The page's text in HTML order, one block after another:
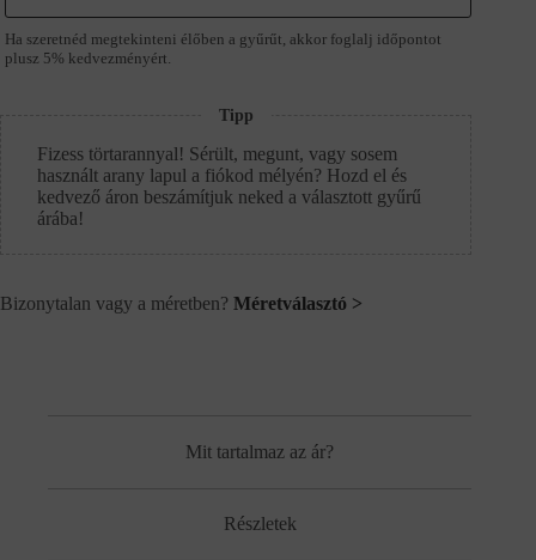
Ha szeretnéd megtekinteni élőben a gyűrűt, akkor foglalj időpontot
plusz 5% kedvezményért.
Tipp
Fizess törtarannyal! Sérült, megunt, vagy sosem
használt arany lapul a fiókod mélyén? Hozd el és
kedvező áron beszámítjuk neked a választott gyűrű
árába!
Bizonytalan vagy a méretben? Méretválasztó >
Mit tartalmaz az ár?
Részletek